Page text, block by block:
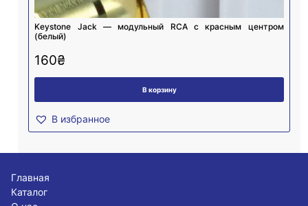
Keystone Jack — модульный RCA с красным центром
(белый)
160₴
В корзину
В избранное
Главная
Каталог